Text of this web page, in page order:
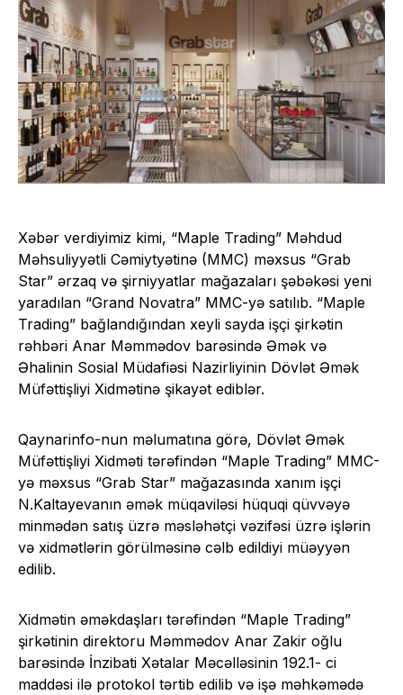
Xəbər verdiyimiz kimi, “Maple Trading” Məhdud
Məhsuliyyətli Cəmiytyətinə (MMC) məxsus “Grab
Star” ərzaq və şirniyyatlar mağazaları şəbəkəsi yeni
yaradılan “Grand Novatra” MMC-yə satılıb. “Maple
Trading” bağlandığından xeyli sayda işçi şirkətin
rəhbəri Anar Məmmədov barəsində Əmək və
Əhalinin Sosial Müdafiəsi Nazirliyinin Dövlət Əmək
Müfəttişliyi Xidmətinə şikayət ediblər.
Qaynarinfo-nun məlumatına görə, Dövlət Əmək
Müfəttişliyi Xidməti tərəfindən “Maple Trading” MMC-
yə məxsus “Grab Star” mağazasında xanım işçi
N.Kaltayevanın əmək müqaviləsi hüquqi qüvvəyə
minmədən satış üzrə məsləhətçi vəzifəsi üzrə işlərin
və xidmətlərin görülməsinə cəlb edildiyi müəyyən
edilib.
Xidmətin əməkdaşları tərəfindən “Maple Trading”
şirkətinin direktoru Məmmədov Anar Zakir oğlu
barəsində İnzibati Xətalar Məcəlləsinin 192.1- ci
maddəsi ilə protokol tərtib edilib və işə məhkəmədə